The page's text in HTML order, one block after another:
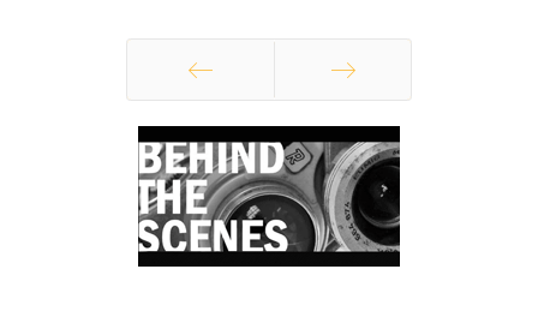
Trang trước Trang sau